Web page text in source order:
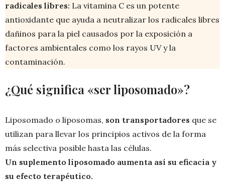
radicales libres: La vitamina C es un potente
antioxidante que ayuda a neutralizar los radicales libres
dañinos para la piel causados por la exposición a
factores ambientales como los rayos UV y la
contaminación.
¿Qué significa «ser liposomado»?
Liposomado o liposomas, son transportadores que se
utilizan para llevar los principios activos de la forma
más selectiva posible hasta las células.
Un suplemento liposomado aumenta así su eficacia y
su efecto terapéutico.